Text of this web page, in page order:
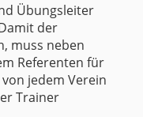
Übungsleiter
der
muss neben
Referenten für
jedem Verein
Trainer